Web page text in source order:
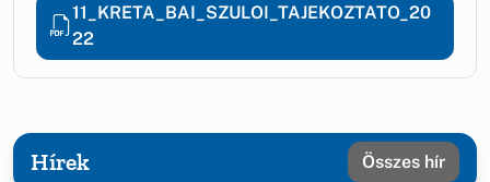
11_KRETA_BAI_SZULOI_TAJEKOZTATO_20
22
Hírek Összes hír